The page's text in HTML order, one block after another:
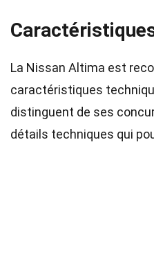
La Nissan Altima est
caractéristiques
distinguent de ses
détails techniques qui